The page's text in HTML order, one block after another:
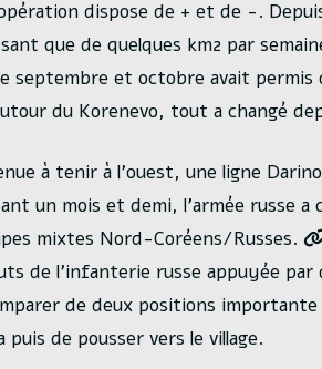
dispose de + et de -.
que de quelques km2 par
septembre et octobre avait
du Korenevo, tout a changé
à tenir à l’ouest, une ligne
un mois et demi, l’armée russe a
mixtes Nord-Coréens/Russes.
de l’infanterie russe appuyée par
de deux positions importante
de pousser vers le village.